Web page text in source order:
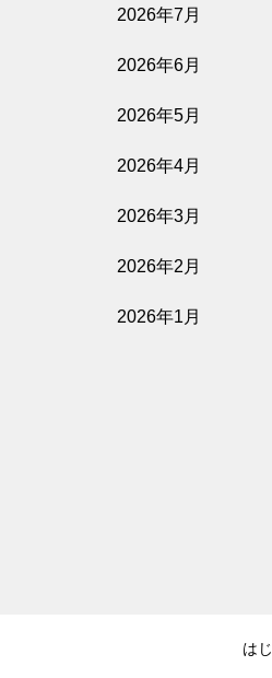
2026年7月
2026年6月
2026年5月
2026年4月
2026年3月
2026年2月
2026年1月
は